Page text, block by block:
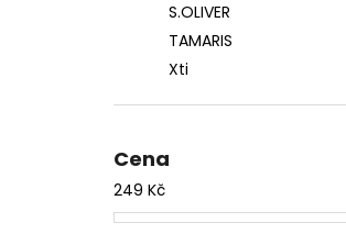
S.OLIVER
TAMARIS
Xti
Cena
249 Kč